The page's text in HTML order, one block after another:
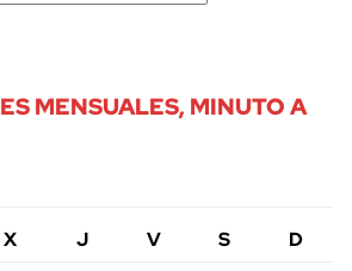
MENSUALES, MINUTO A
X J V S D